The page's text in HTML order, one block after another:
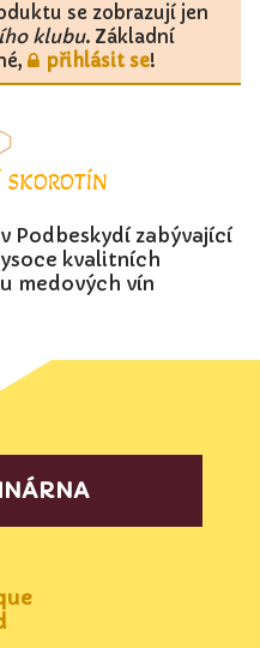
se zobrazují jen
klubu. Základní
přihlásit se!
Podbeskydí zabývající
kvalitních
medových vín